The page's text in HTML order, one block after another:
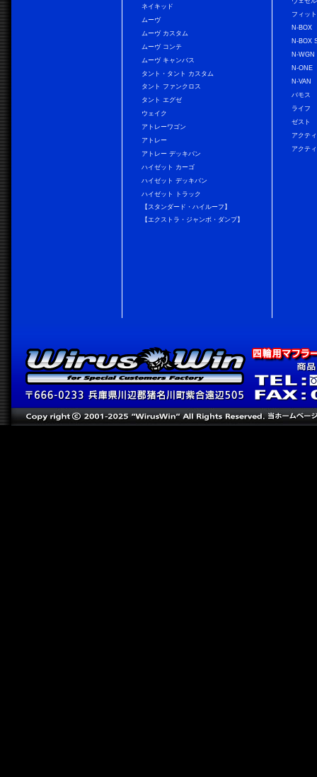
ネイキッド
ムーヴ
ムーヴ カスタム
ムーヴ コンテ
ムーヴ キャンバス
タント・タント カスタム
タント ファンクロス
タント エグゼ
ウェイク
アトレーワゴン
アトレー
アトレー デッキバン
ハイゼット カーゴ
ハイゼット デッキバン
ハイゼット トラック
【スタンダード・ハイルーフ】
【エクストラ・ジャンボ・ダンプ】
フィット
N-BOX
N-BOX
N-WGN
N-ONE
N-VAN
バモス
ライフ
ゼスト
アクテ
アクテ